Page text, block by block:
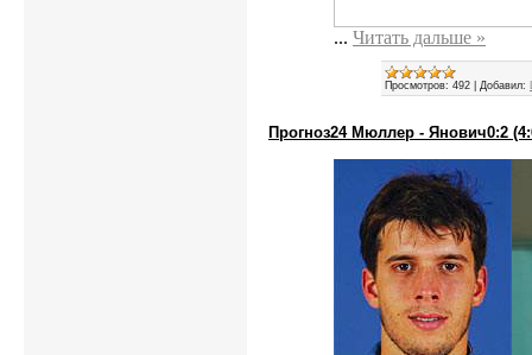
... Читать дальше »
Просмотров: 492 Добавил:
Прогноз24 Мюллер - Янович0:2